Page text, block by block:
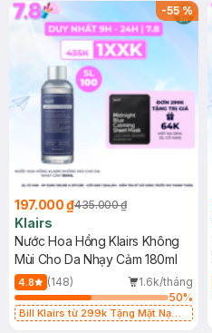
-55%
197.000 ₫435.000 ₫
Klairs
Nước Hoa Hồng Klairs Không
Mùi Cho Da Nhạy Cảm 180ml
4.8 (148)
1.6k/tháng
50%
Bill Klairs từ 299k Tặng Mặt Nạ